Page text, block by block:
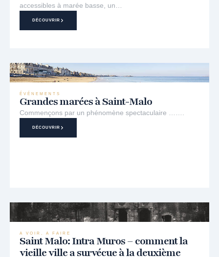
accessibles à marée basse, un…
DÉCOUVRIR
ÉVÉNEMENTS
Grandes marées à Saint-Malo
Commençons par un phénomène spectaculaire …….
DÉCOUVRIR
A VOIR, A FAIRE
Saint Malo: Intra Muros – comment la
vieille ville a survécue à la deuxième